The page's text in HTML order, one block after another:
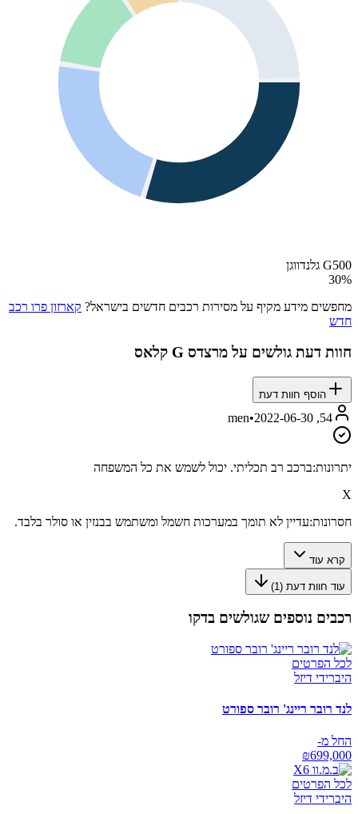
G500 גלנדווגן
30%
מחפשים מידע מקיף על מסירות רכבים חדשים בישראל? קארזון פרו רכב
חדש
חוות דעת גולשים על מרצדס G קלאס
הוסף חוות דעת
54, men
•2022-06-30
יתרונות:ברכב רב תכליתי. יכול לשמש את כל המשפחה
X
חסרונות:עדיין לא תומך במערכות חשמל ומשתמש בבנזין או סולר בלבד.
קרא עוד
עוד חוות דעת ( 1
)
רכבים נוספים שגולשים בדקו
לכל הפרטים
היברידי דיזל
לנד רובר ריינג' רובר ספורט
החל מ-
₪699,000
לכל הפרטים
היברידי דיזל